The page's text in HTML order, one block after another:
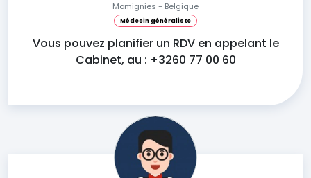
Momignies - Belgique
Médecin généraliste
Vous pouvez planifier un RDV en appelant le
Cabinet, au : +3260 77 00 60